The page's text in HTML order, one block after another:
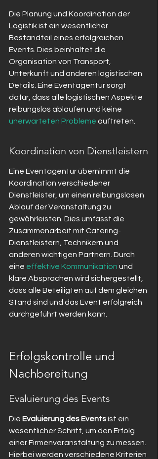
Die Planung und Koordination der
Logistik ist ein wesentlicher
Bestandteil eines erfolgreichen
Events. Dies beinhaltet die
Organisation von Transport,
Unterkunft und anderen logistischen
Details. Eine Eventagentur sorgt
dafür, dass alle logistischen Aspekte
reibungslos ablaufen und keine
unerwarteten Probleme auftreten.
Koordination von Dienstleistern
Eine Eventagentur übernimmt die
Koordination verschiedener
Dienstleister, um einen reibungslosen
Ablauf der Veranstaltung zu
gewährleisten. Dies umfasst die
Zusammenarbeit mit Catering-
Dienstleistern, Technikern und
anderen wichtigen Partnern. Durch
eine effektive Kommunikation und
klare Absprachen wird sichergestellt,
dass alle Beteiligten auf dem gleichen
Stand sind und das Event erfolgreich
durchgeführt werden kann.
Erfolgskontrolle und
Nachbereitung
Evaluierung des Events
Die Evaluierung des Events ist ein
wesentlicher Schritt, um den Erfolg
einer Firmenveranstaltung zu messen.
Hierbei werden verschiedene Kriterien